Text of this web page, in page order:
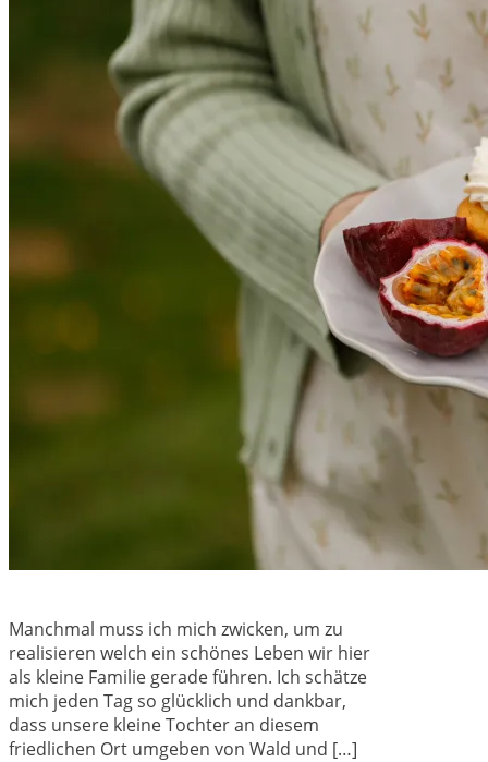
Manchmal muss ich mich zwicken, um zu
realisieren welch ein schönes Leben wir hier
als kleine Familie gerade führen. Ich schätze
mich jeden Tag so glücklich und dankbar,
dass unsere kleine Tochter an diesem
friedlichen Ort umgeben von Wald und […]